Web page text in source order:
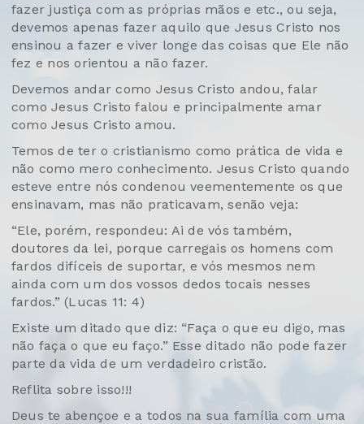
fazer justiça com as próprias mãos e etc., ou seja,
devemos apenas fazer aquilo que Jesus Cristo nos
ensinou a fazer e viver longe das coisas que Ele não
fez e nos orientou a não fazer.
Devemos andar como Jesus Cristo andou, falar
como Jesus Cristo falou e principalmente amar
como Jesus Cristo amou.
Temos de ter o cristianismo como prática de vida e
não como mero conhecimento. Jesus Cristo quando
esteve entre nós condenou veementemente os que
ensinavam, mas não praticavam, senão veja:
“Ele, porém, respondeu: Ai de vós também,
doutores da lei, porque carregais os homens com
fardos difíceis de suportar, e vós mesmos nem
ainda com um dos vossos dedos tocais nesses
fardos.” (Lucas 11: 4)
Existe um ditado que diz: “Faça o que eu digo, mas
não faça o que eu faço.” Esse ditado não pode fazer
parte da vida de um verdadeiro cristão.
Reflita sobre isso!!!
Deus te abençoe e a todos na sua família com uma